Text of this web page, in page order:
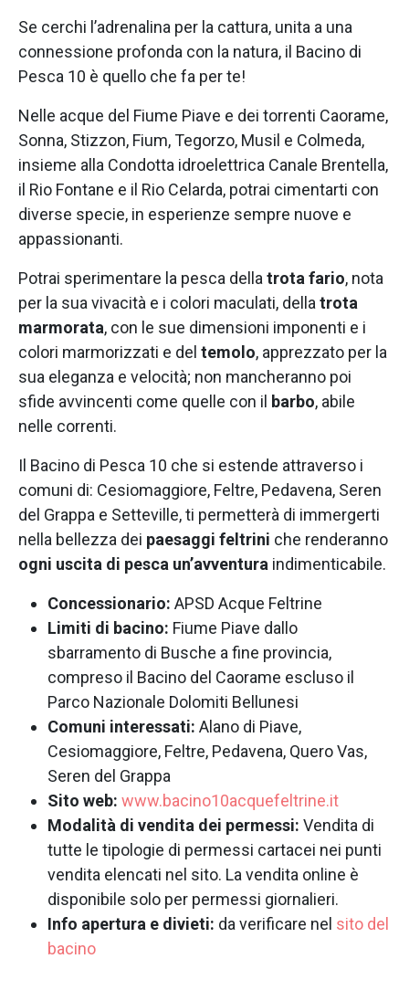
Se cerchi l’adrenalina per la cattura, unita a una
connessione profonda con la natura, il Bacino di
Pesca 10 è quello che fa per te!
Nelle acque del Fiume Piave e dei torrenti Caorame,
Sonna, Stizzon, Fium, Tegorzo, Musil e Colmeda,
insieme alla Condotta idroelettrica Canale Brentella,
il Rio Fontane e il Rio Celarda, potrai cimentarti con
diverse specie, in esperienze sempre nuove e
appassionanti.
Potrai sperimentare la pesca della trota fario, nota
per la sua vivacità e i colori maculati, della trota
marmorata, con le sue dimensioni imponenti e i
colori marmorizzati e del temolo, apprezzato per la
sua eleganza e velocità; non mancheranno poi
sfide avvincenti come quelle con il barbo, abile
nelle correnti.
Il Bacino di Pesca 10 che si estende attraverso i
comuni di: Cesiomaggiore, Feltre, Pedavena, Seren
del Grappa e Setteville, ti permetterà di immergerti
nella bellezza dei paesaggi feltrini che renderanno
ogni uscita di pesca un’avventura indimenticabile.
Concessionario: APSD Acque Feltrine
Limiti di bacino: Fiume Piave dallo
sbarramento di Busche a fine provincia,
compreso il Bacino del Caorame escluso il
Parco Nazionale Dolomiti Bellunesi
Comuni interessati: Alano di Piave,
Cesiomaggiore, Feltre, Pedavena, Quero Vas,
Seren del Grappa
Sito web: www.bacino10acquefeltrine.it
Modalità di vendita dei permessi: Vendita di
tutte le tipologie di permessi cartacei nei punti
vendita elencati nel sito. La vendita online è
disponibile solo per permessi giornalieri.
Info apertura e divieti: da verificare nel sito del
bacino